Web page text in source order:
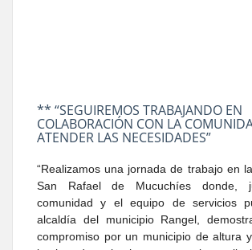
** “SEGUIREMOS TRABAJANDO EN
COLABORACIÓN CON LA
ATENDER LAS NECESIDADES”
“Realizamos una jornada de trabajo en
San Rafael de Mucuchíes donde,
comunidad y el equipo de servicios
alcaldía del municipio Rangel,
compromiso por un municipio de altura